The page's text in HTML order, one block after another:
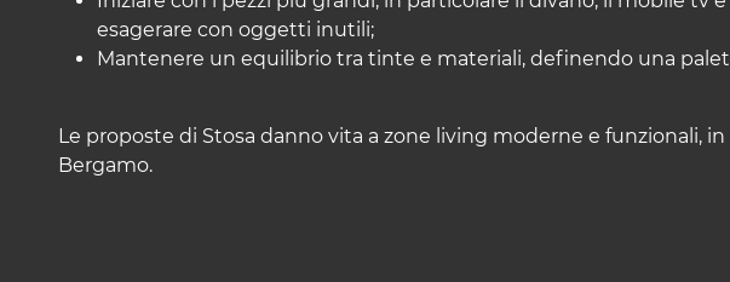
esagerare con oggetti inutili;
Mantenere un equilibrio tra tinte e materiali, definendo una
Le proposte di Stosa danno vita a zone living moderne e funzionali,
Bergamo.